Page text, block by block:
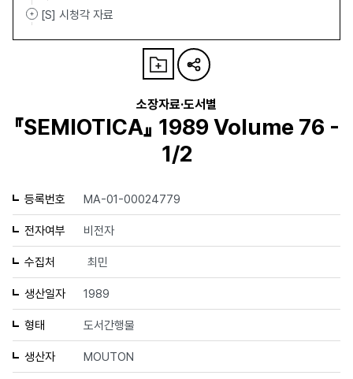
[S] 시청각 자료
소장자료·도서별
『SEMIOTICA』 1989 Volume 76 -
1/2
등록번호 MA-01-00024779
전자여부 비전자
수집처 최민
생산일자 1989
형태 도서간행물
생산자 MOUTON